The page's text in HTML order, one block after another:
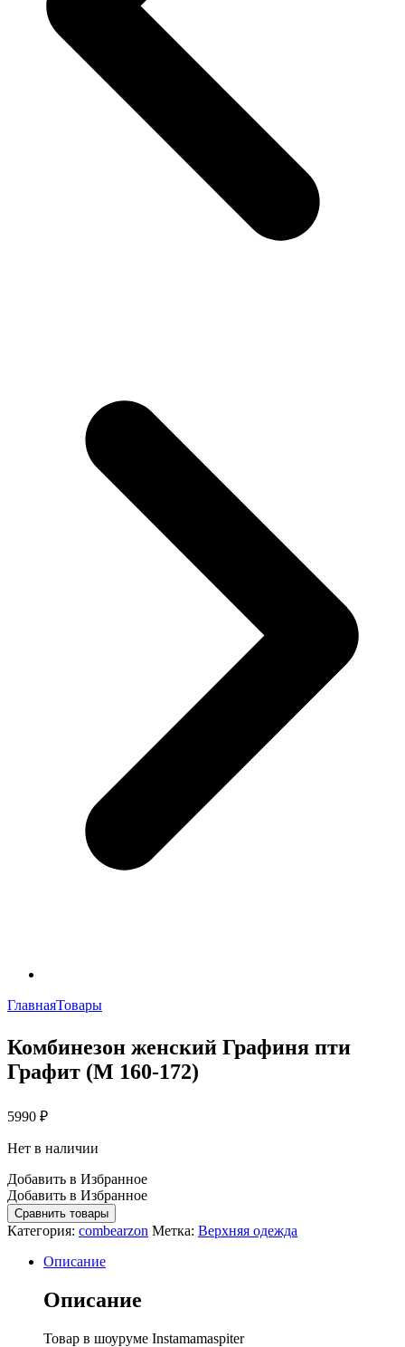
ГлавнаяТовары
Комбинезон женский Графиня пти
Графит (M 160-172)
5990 ₽
Нет в наличии
Добавить в Избранное
Добавить в Избранное
Сравнить товары
Категория: combearzon Метка: Верхняя одежда
Описание
Описание
Товар в шоуруме Instamamaspiter